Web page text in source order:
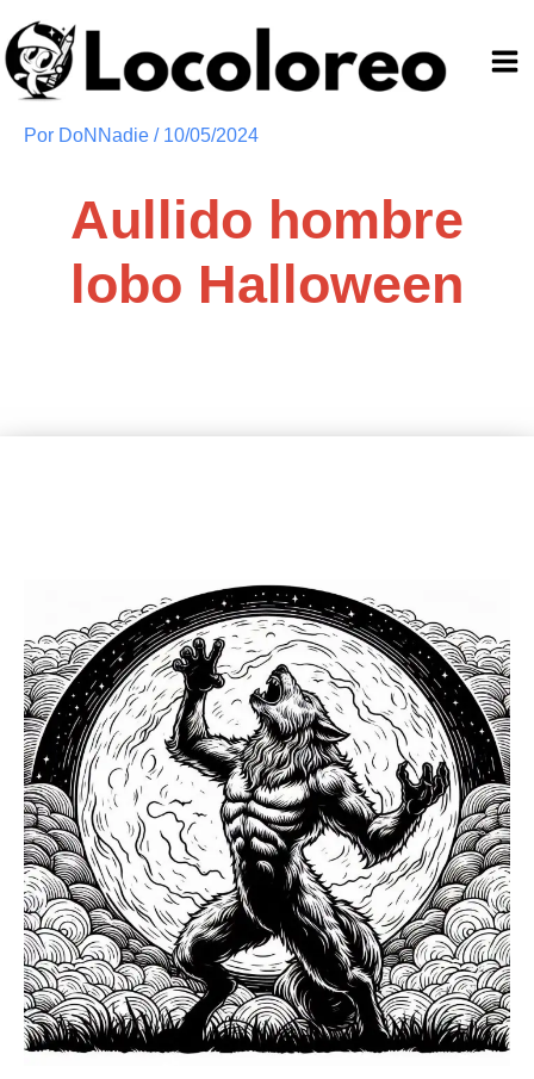
al
contenido
Por DoNNadie / 10/05/2024
Aullido hombre
lobo Halloween